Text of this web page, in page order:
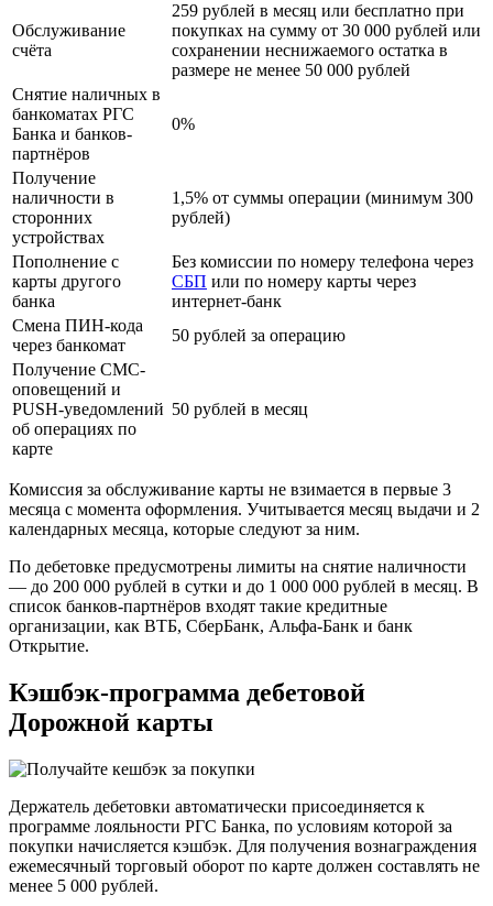
Обслуживание
счёта
259 рублей в месяц или бесплатно при
покупках на сумму от 30 000 рублей или
сохранении неснижаемого остатка в
размере не менее 50 000 рублей
Снятие наличных в
банкоматах РГС
Банка и банков-
партнёров
0%
Получение
наличности в
сторонних
устройствах
1,5% от суммы операции (минимум 300
рублей)
Пополнение с
карты другого
банка
Без комиссии по номеру телефона через
СБП или по номеру карты через
интернет-банк
Смена ПИН-кода
через банкомат
50 рублей за операцию
Получение СМС-
оповещений и
PUSH-уведомлений
об операциях по
карте
50 рублей в месяц
Комиссия за обслуживание карты не взимается в первые 3
месяца с момента оформления. Учитывается месяц выдачи и 2
календарных месяца, которые следуют за ним.
По дебетовке предусмотрены лимиты на снятие наличности
— до 200 000 рублей в сутки и до 1 000 000 рублей в месяц. В
список банков-партнёров входят такие кредитные
организации, как ВТБ, СберБанк, Альфа-Банк и банк
Открытие.
Кэшбэк-программа дебетовой
Дорожной карты
Держатель дебетовки автоматически присоединяется к
программе лояльности РГС Банка, по условиям которой за
покупки начисляется кэшбэк. Для получения вознаграждения
ежемесячный торговый оборот по карте должен составлять не
менее 5 000 рублей.